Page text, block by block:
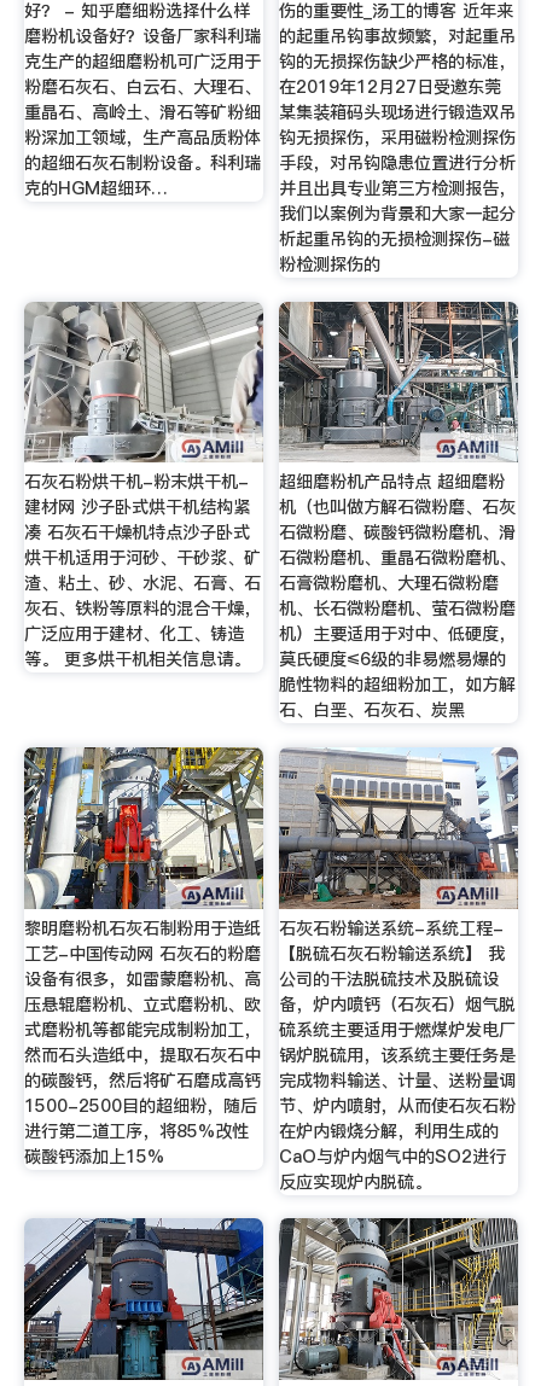
好？ - 知乎磨细粉选择什么样
磨粉机设备好？设备厂家科利瑞
克生产的超细磨粉机可广泛用于
粉磨石灰石、白云石、大理石、
重晶石、高岭土、滑石等矿粉细
粉深加工领域，生产高品质粉体
的超细石灰石制粉设备。科利瑞
克的HGM超细环…
伤的重要性_汤工的博客 近年来
的起重吊钩事故频繁，对起重吊
钩的无损探伤缺少严格的标准，
在2019年12月27日受邀东莞
某集装箱码头现场进行锻造双吊
钩无损探伤，采用磁粉检测探伤
手段，对吊钩隐患位置进行分析
并且出具专业第三方检测报告，
我们以案例为背景和大家一起分
析起重吊钩的无损检测探伤-磁
粉检测探伤的
石灰石粉烘干机-粉末烘干机-
建材网 沙子卧式烘干机结构紧
凑 石灰石干燥机特点沙子卧式
烘干机适用于河砂、干砂浆、矿
渣、粘土、砂、水泥、石膏、石
灰石、铁粉等原料的混合干燥，
广泛应用于建材、化工、铸造
等。 更多烘干机相关信息请。
超细磨粉机产品特点 超细磨粉
机（也叫做方解石微粉磨、石灰
石微粉磨、碳酸钙微粉磨机、滑
石微粉磨机、重晶石微粉磨机、
石膏微粉磨机、大理石微粉磨
机、长石微粉磨机、萤石微粉磨
机）主要适用于对中、低硬度，
莫氏硬度≤6级的非易燃易爆的
脆性物料的超细粉加工，如方解
石、白垩、石灰石、炭黑
黎明磨粉机石灰石制粉用于造纸
工艺-中国传动网 石灰石的粉磨
设备有很多，如雷蒙磨粉机、高
压悬辊磨粉机、立式磨粉机、欧
式磨粉机等都能完成制粉加工，
然而石头造纸中，提取石灰石中
的碳酸钙，然后将矿石磨成高钙
1500-2500目的超细粉，随后
进行第二道工序，将85%改性
碳酸钙添加上15%
石灰石粉输送系统-系统工程-
【脱硫石灰石粉输送系统】 我
公司的干法脱硫技术及脱硫设
备，炉内喷钙（石灰石）烟气脱
硫系统主要适用于燃煤炉发电厂
锅炉脱硫用，该系统主要任务是
完成物料输送、计量、送粉量调
节、炉内喷射，从而使石灰石粉
在炉内锻烧分解，利用生成的
CaO与炉内烟气中的SO2进行
反应实现炉内脱硫。